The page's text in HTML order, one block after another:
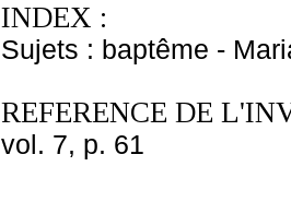
INDEX :
Sujets : baptême -
REFERENCE DE
vol. 7, p. 61